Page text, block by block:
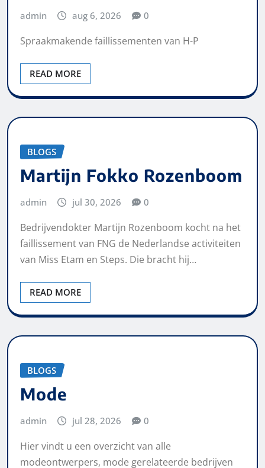
admin aug 6, 2026 0
Spraakmakende faillissementen van H-P
READ MORE
BLOGS
Martijn Fokko Rozenboom
admin jul 30, 2026 0
Bedrijvendokter Martijn Rozenboom kocht na het
faillissement van FNG de Nederlandse activiteiten
van Miss Etam en Steps. Die bracht hij…
READ MORE
BLOGS
Mode
admin jul 28, 2026 0
Hier vindt u een overzicht van alle
modeontwerpers, mode gerelateerde bedrijven